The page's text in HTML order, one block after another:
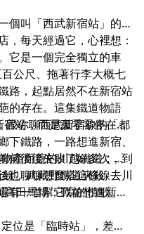
個叫「西武新宿站」的車
，每天經過它，心裡想：
它是一個完全獨立的車
公尺、拖著行李大概七
路，起點居然不在新宿站
存在。這集鐵道物語
跟你聊西武新宿線的「都
鐵路，一路想進新宿、
前後後失敗了好多次，到
也聊聊怎麼搭這條線去川
有一首幫它寫的情歌。
站，而是孤零零停在歌
產而蓋的川越鐵道，
、武藏野鐵道夾殺
田馬場；戰前想進新
位是「臨時站」，差四